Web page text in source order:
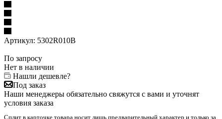
Артикул: 5302R010B
По запросу
Нет в наличии
Нашли дешевле?
Под заказ
Наши менеджеры обязательно свяжутся с вами и уточнят
условия заказа
Сплит в карточке товара носит лишь предварительный характер и только за